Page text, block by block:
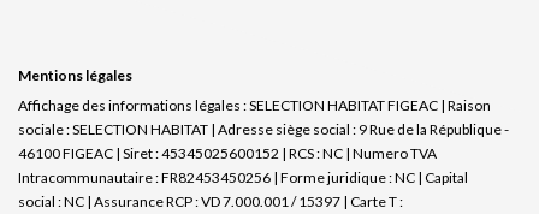
Mentions légales
Affichage des informations légales : SELECTION HABITAT FIGEAC | Raison
sociale : SELECTION HABITAT | Adresse siège social : 9 Rue de la République -
46100 FIGEAC | Siret : 45345025600152 | RCS : NC | Numero TVA
Intracommunautaire : FR82453450256 | Forme juridique : NC | Capital
social : NC | Assurance RCP : VD 7.000.001 / 15397 | Carte T :